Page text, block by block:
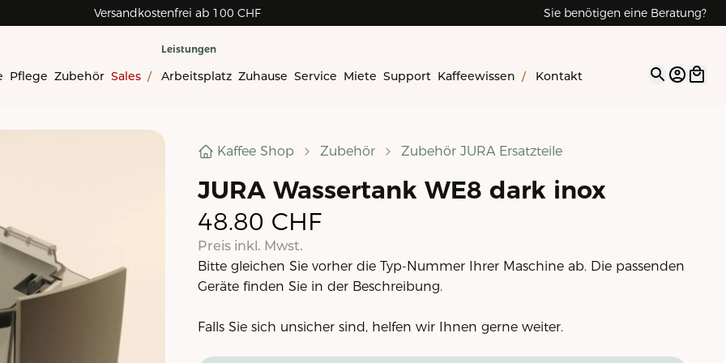
Versandkostenfrei ab 100 CHF Sie benötigen eine Beratung?
Pflege Zubehör Sales /
Leistungen
Arbeitsplatz Zuhause Service Miete Support Kaffeewissen / Kontakt Open
Kaffee Shop Zubehör Zubehör JURA Ersatzteile
JURA Wassertank WE8 dark inox
48.80 CHF
Preis inkl. Mwst.
Bitte gleichen Sie vorher die Typ-Nummer Ihrer Maschine ab. Die passenden
Geräte finden Sie in der Beschreibung.
Falls Sie sich unsicher sind, helfen wir Ihnen gerne weiter.